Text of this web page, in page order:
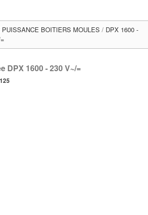
BOITIERS MOULES / DPX 1600 -
DPX 1600 - 230 V~/=